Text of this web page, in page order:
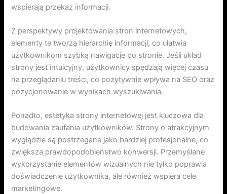
wspierają przekaz informacji.
Z perspektywy projektowania stron internetowych,
elementy te tworzą hierarchię informacji, co ułatwia
użytkownikom szybką nawigację po stronie. Jeśli układ
strony jest intuicyjny, użytkownicy spędzają więcej czasu
na przeglądaniu treści, co pozytywnie wpływa na SEO oraz
pozycjonowanie w wynikach wyszukiwania.
Ponadto, estetyka strony internetowej jest kluczowa dla
budowania zaufania użytkowników. Strony o atrakcyjnym
wyglądzie są postrzegane jako bardziej profesjonalne, co
zwiększa prawdopodobieństwo konwersji. Przemyślane
wykorzystanie elementów wizualnych nie tylko poprawia
doświadczenie użytkownika, ale również wspiera cele
marketingowe.